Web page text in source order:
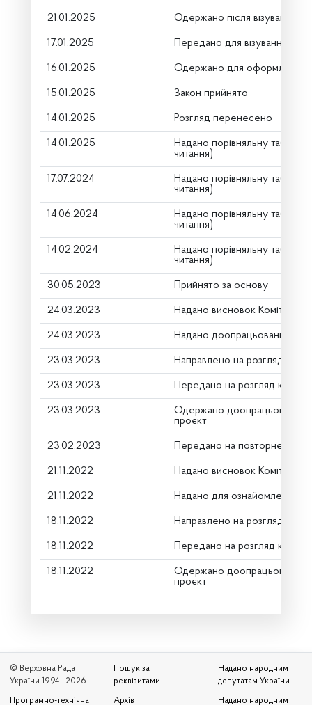
21.01.2025 Одержано після візування
17.01.2025 Передано для візування в
16.01.2025 Одержано для оформлення
15.01.2025 Закон прийнято
14.01.2025 Розгляд перенесено
14.01.2025
Надано порівняльну
читання)
17.07.2024
Надано порівняльну
читання)
14.06.2024
Надано порівняльну
читання)
14.02.2024
Надано порівняльну
читання)
30.05.2023 Прийнято за основу
24.03.2023 Надано висновок Комітету
24.03.2023 Надано доопрацьований
23.03.2023 Направлено на розгляд
23.03.2023 Передано на розгляд
23.03.2023
Одержано доопрацьований
проєкт
23.02.2023 Передано на повторне
21.11.2022 Надано висновок Комітету
21.11.2022 Надано для ознайомлення
18.11.2022 Направлено на розгляд
18.11.2022 Передано на розгляд
18.11.2022
Одержано доопрацьований
проєкт
© Верховна Рада
України 1994—2026
Програмно-технічна
Пошук за
реквізитами
Архів
Надано народним
депутатам України
Надано народним